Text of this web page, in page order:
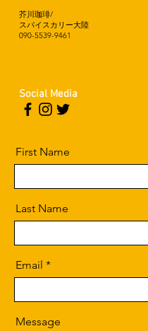
芥川珈琲/
スパイスカリー大陸
090-5539-9461
Social Media
First Name
Last Name
Email
Message